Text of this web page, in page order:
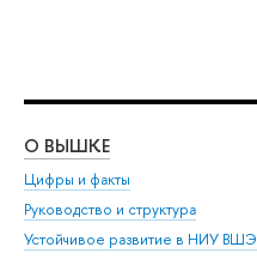
О ВЫШКЕ
Цифры и факты
Руководство и структура
Устойчивое развитие в НИУ ВШЭ